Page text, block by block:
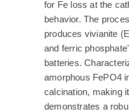
for Fe loss at the
behavior. The
produces vivianite
and ferric
batteries.
amorphous FePO4
calcination, making
demonstrates a